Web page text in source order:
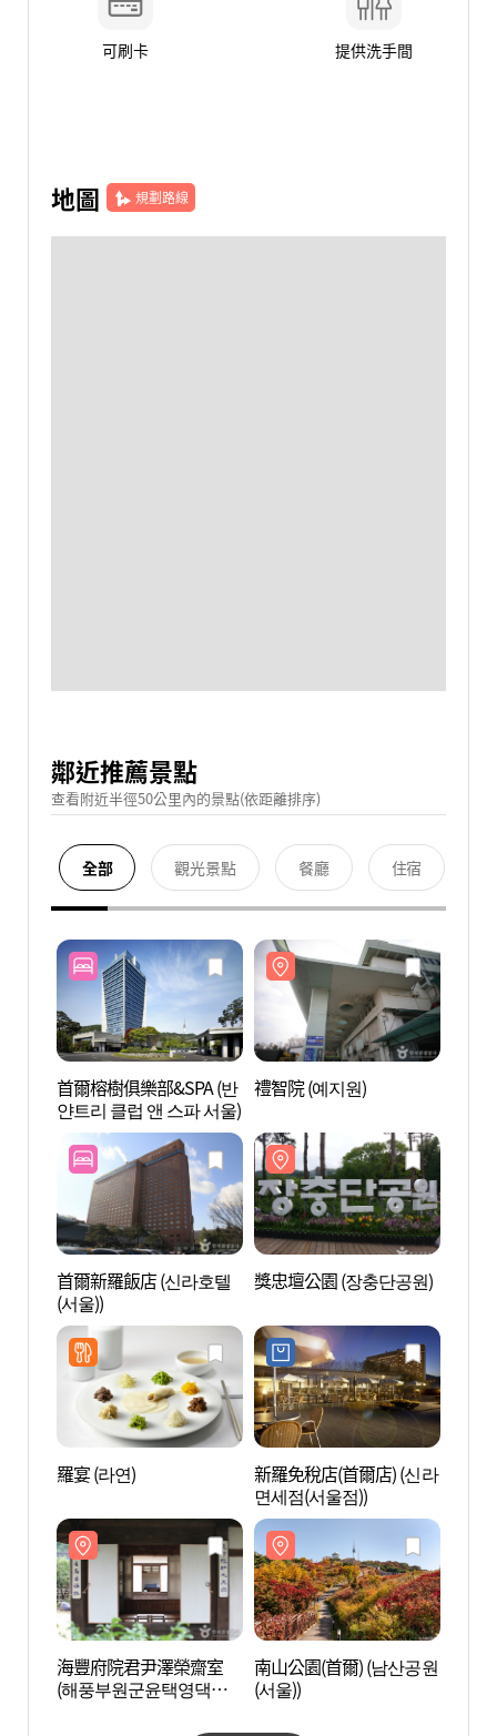
可刷卡 提供洗手間
地圖 規劃路線
鄰近推薦景點
查看附近半徑50公里內的景點(依距離排序)
全部 觀光景點 餐廳 住宿
首爾榕樹俱樂部&SPA (반
얀트리 클럽 앤 스파 서울)
禮智院 (예지원)
首爾新羅飯店 (신라호텔
(서울))
獎忠壇公園 (장충단공원)
羅宴 (라연)
新羅免稅店(首爾店) (신라
면세점(서울점))
海豐府院君尹澤榮齋室
(해풍부원군윤택영댁재
南山公園(首爾) (남산공원
(서울))